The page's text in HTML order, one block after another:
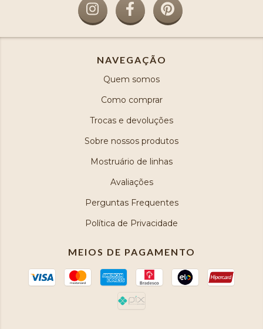
NAVEGAÇÃO
Quem somos
Como comprar
Trocas e devoluções
Sobre nossos produtos
Mostruário de linhas
Avaliações
Perguntas Frequentes
Política de Privacidade
MEIOS DE PAGAMENTO